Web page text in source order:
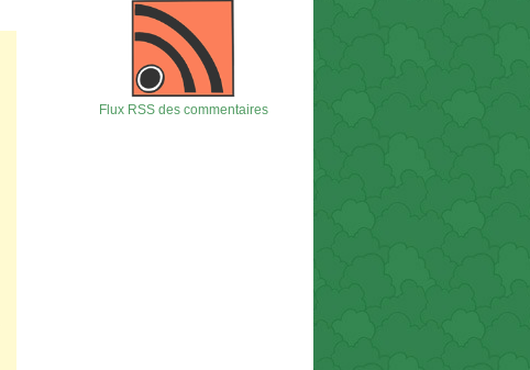
Flux RSS des commentaires